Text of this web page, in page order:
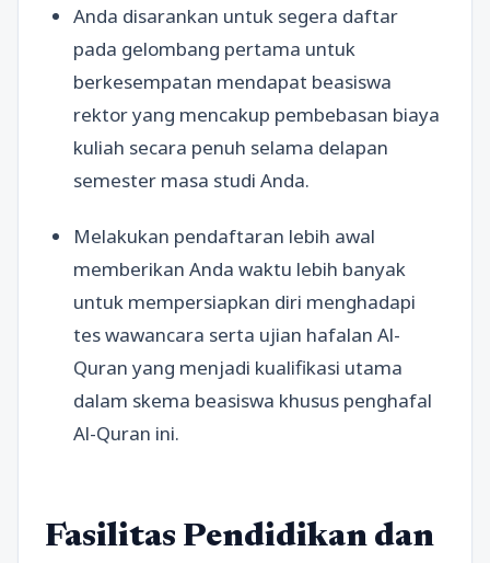
Anda disarankan untuk segera daftar
pada gelombang pertama untuk
berkesempatan mendapat beasiswa
rektor yang mencakup pembebasan biaya
kuliah secara penuh selama delapan
semester masa studi Anda.
Melakukan pendaftaran lebih awal
memberikan Anda waktu lebih banyak
untuk mempersiapkan diri menghadapi
tes wawancara serta ujian hafalan Al-
Quran yang menjadi kualifikasi utama
dalam skema beasiswa khusus penghafal
Al-Quran ini.
Fasilitas Pendidikan dan